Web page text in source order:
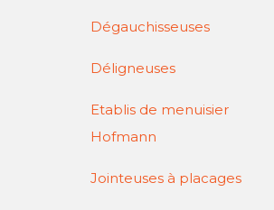
Dégauchisseuses
Déligneuses
Etablis de menuisier
Hofmann
Jointeuses à placages